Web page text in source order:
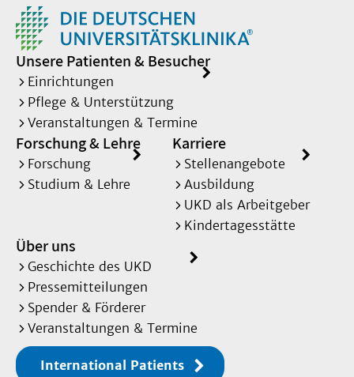
Unsere Patienten & Besucher
Einrichtungen
Pflege & Unterstützung
Veranstaltungen & Termine
Forschung & Lehre
Forschung
Studium & Lehre
Karriere
Stellenangebote
Ausbildung
UKD als Arbeitgeber
Kindertagesstätte
Über uns
Geschichte des UKD
Pressemitteilungen
Spender & Förderer
Veranstaltungen & Termine
International Patients